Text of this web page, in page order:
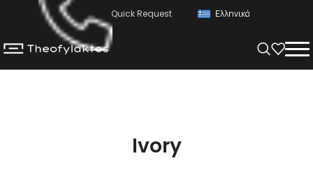
Quick Request Ελληνικά
Ivory